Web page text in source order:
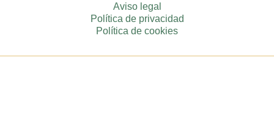
Aviso legal
Política de privacidad
Política de cookies